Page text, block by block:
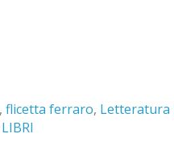
, flicetta ferraro, Letteratura
LIBRI